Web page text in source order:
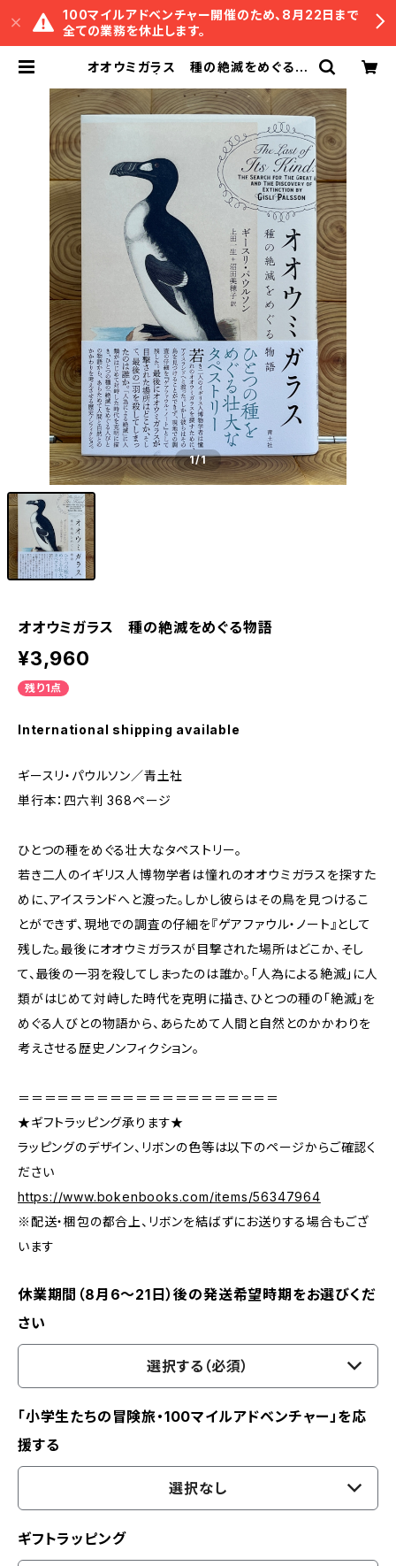
100マイルアドベンチャー開催のため、8月22日まで
全ての業務を休止します。
オオウミガラス 種の絶滅をめぐる物
1/1
オオウミガラス 種の絶滅をめぐる物語
¥3,960
残り1点
International shipping available
ギースリ・パウルソン／青土社
単行本：四六判 368ページ
ひとつの種をめぐる壮大なタペストリー。
若き二人のイギリス人博物学者は憧れのオオウミガラスを探すた
めに、アイスランドへと渡った。しかし彼らはその鳥を見つけるこ
とができず、現地での調査の仔細を『ゲアファウル・ノート』として
残した。最後にオオウミガラスが目撃された場所はどこか、そし
て、最後の一羽を殺してしまったのは誰か。「人為による絶滅」に人
類がはじめて対峙した時代を克明に描き、ひとつの種の「絶滅」を
めぐる人びとの物語から、あらためて人間と自然とのかかわりを
考えさせる歴史ノンフィクション。
＝＝＝＝＝＝＝＝＝＝＝＝＝＝＝＝＝＝＝＝
★ギフトラッピング承ります★
ラッピングのデザイン、リボンの色等は以下のページからご確認く
ださい
https://www.bokenbooks.com/items/56347964
※配送・梱包の都合上、リボンを結ばずにお送りする場合もござ
います
休業期間（8月6〜21日）後の発送希望時期をお選びくだ
さい
選択する（必須）
「小学生たちの冒険旅・100マイルアドベンチャー」を応
援する
選択なし
ギフトラッピング